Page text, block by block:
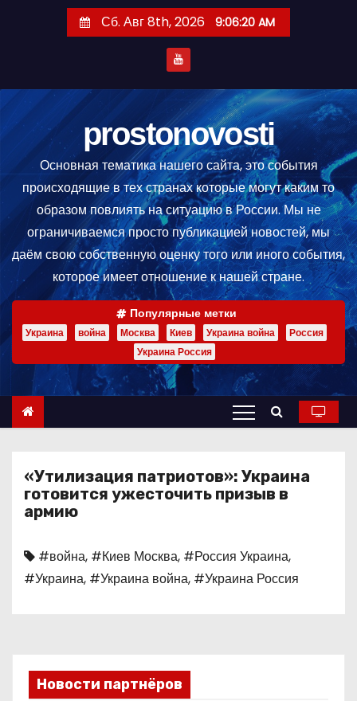
е
р
ж
м
Сб. Авг 8th, 2026 9:06:20 AM
prostonovosti
Основная тематика нашего сайта, это события
происходящие в тех странах которые могут каким то
образом повлиять на ситуацию в России. Мы не
ограничиваемся просто публикацией новостей, мы
даём свою собственную оценку того или иного события,
которое имеет отношение к нашей стране.
Популярные метки
Украина война Москва Киев Украина война
Россия
Украина Россия
«Утилизация патриотов»: Украина
готовится ужесточить призыв в
армию
#война, #Киев Москва, #Россия Украина,
#Украина, #Украина война, #Украина Россия
Новости партнёров